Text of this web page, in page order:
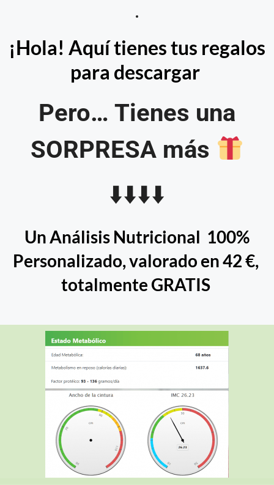
¡Hola! Aquí tienes tus regalos
para descargar
Pero… Tienes una
SORPRESA más
⬇️⬇️⬇️⬇️
Un Análisis Nutricional 100%
Personalizado, valorado en 42 €,
totalmente GRATIS